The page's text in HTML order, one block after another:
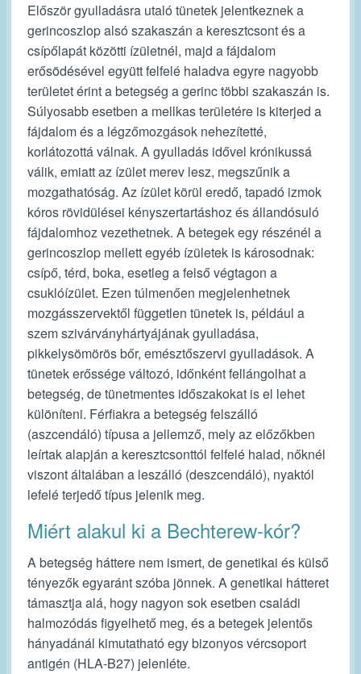
Először gyulladásra utaló tünetek jelentkeznek a
gerincoszlop alsó szakaszán a keresztcsont és a
csípőlapát közötti ízületnél, majd a fájdalom
erősödésével együtt felfelé haladva egyre nagyobb
területet érint a betegség a gerinc többi szakaszán is.
Súlyosabb esetben a mellkas területére is kiterjed a
fájdalom és a légzőmozgások nehezítetté,
korlátozottá válnak. A gyulladás idővel krónikussá
válik, emiatt az ízület merev lesz, megszűnik a
mozgathatóság. Az ízület körül eredő, tapadó izmok
kóros rövidülései kényszertartáshoz és állandósuló
fájdalomhoz vezethetnek. A betegek egy részénél a
gerincoszlop mellett egyéb ízületek is károsodnak:
csípő, térd, boka, esetleg a felső végtagon a
csuklóízület. Ezen túlmenően megjelenhetnek
mozgásszervektől független tünetek is, például a
szem szivárványhártyájának gyulladása,
pikkelysömörös bőr, emésztőszervi gyulladások. A
tünetek erőssége változó, időnként fellángolhat a
betegség, de tünetmentes időszakokat is el lehet
különíteni. Férfiakra a betegség felszálló
(aszcendáló) típusa a jellemző, mely az előzőkben
leírtak alapján a keresztcsonttól felfelé halad, nőknél
viszont általában a leszálló (deszcendáló), nyaktól
lefelé terjedő típus jelenik meg.
Miért alakul ki a Bechterew-kór?
A betegség háttere nem ismert, de genetikai és külső
tényezők egyaránt szóba jönnek. A genetikai hátteret
támasztja alá, hogy nagyon sok esetben családi
halmozódás figyelhető meg, és a betegek jelentős
hányadánál kimutatható egy bizonyos vércsoport
antigén (HLA-B27) jelenléte.